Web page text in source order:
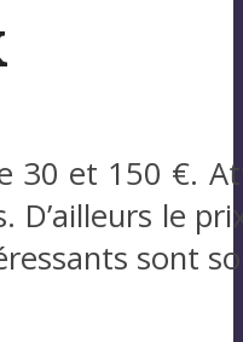
30 et 150 €.
D’ailleurs le
sont